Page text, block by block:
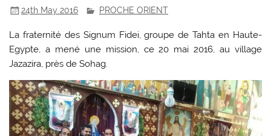
24th May 2016 PROCHE ORIENT
La fraternité des Signum Fidei, groupe de Tahta en Haute-
Egypte, a mené une mission, ce 20 mai 2016, au village
Jazazira, près de Sohag.